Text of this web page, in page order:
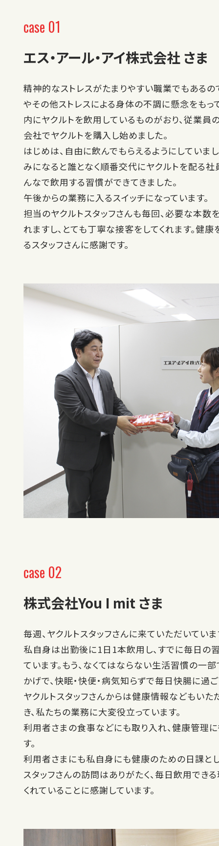
case 01
エス・アール・アイ株式会社 さま
精神的なストレスがたまりやすい職業でもあるの
やその他ストレスによる身体の不調に懸念をもっ
内にヤクルトを飲用しているものがおり、従業員
会社でヤクルトを購入し始めました。
はじめは、自由に飲んでもらえるようにしていま
みになると誰となく順番交代にヤクルトを配る社
んなで飲用する習慣ができてきました。
午後からの業務に入るスイッチになっています。
担当のヤクルトスタッフさんも毎回、必要な本数
れますし、とても丁寧な接客をしてくれます。健康
るスタッフさんに感謝です。
case 02
株式会社You I mit さま
毎週、ヤクルトスタッフさんに来ていただいていま
私自身は出勤後に1日1本飲用し、すでに毎日の
ています。もう、なくてはならない生活習慣の一部
かげで、快眠・快便・病気知らずで毎日快腸に過ご
ヤクルトスタッフさんからは健康情報などもいた
き、私たちの業務に大変役立っています。
利用者さまの食事などにも取り入れ、健康管理
す。
利用者さまにも私自身にも健康のための日課と
スタッフさんの訪問はありがたく、毎日飲用でき
くれていることに感謝しています。